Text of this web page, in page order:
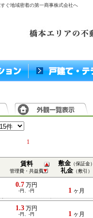
ぐ地域密着の第一商事株式会社へ
1
賃料
管理費・共益費
敷金 （保証金）
礼金 （敷引）
0.7 万円
-円、-円 1 ヶ月
1.3 万円
-円、-円 1 ヶ月